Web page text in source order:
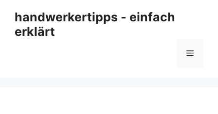
Inhalt
springen
handwerkertipps - einfach
erklärt
Menü